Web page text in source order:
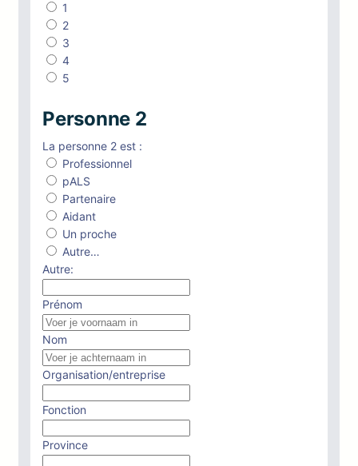
1
2
3
4
5
Personne 2
La personne 2 est :
Professionnel
pALS
Partenaire
Aidant
Un proche
Autre…
Autre:
Prénom
Nom
Organisation/entreprise
Fonction
Province